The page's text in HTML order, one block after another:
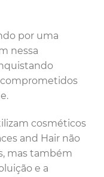
por uma
nessa
cosméticos
and Hair não
mas também
e a